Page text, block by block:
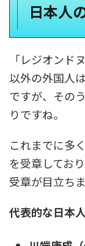
日本人
「レジオンド
以外の外国人
ですが、その
りですね。
これまでに多
を受章してお
受章が目立ちま
代表的な日本